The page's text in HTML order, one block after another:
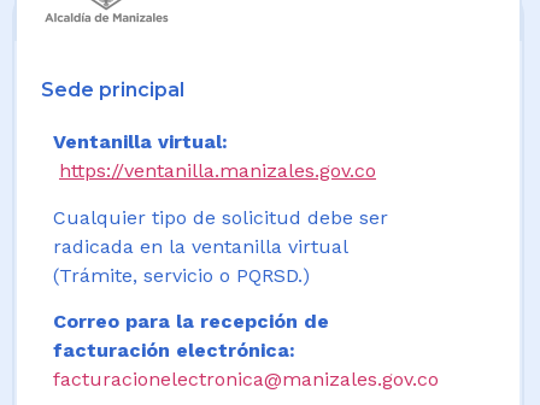
Sede principal
Ventanilla virtual:
https://ventanilla.manizales.gov.co
Cualquier tipo de solicitud debe ser
radicada en la ventanilla virtual
(Trámite, servicio o PQRSD.)
Correo para la recepción de
facturación electrónica:
facturacionelectronica@manizales.gov.co